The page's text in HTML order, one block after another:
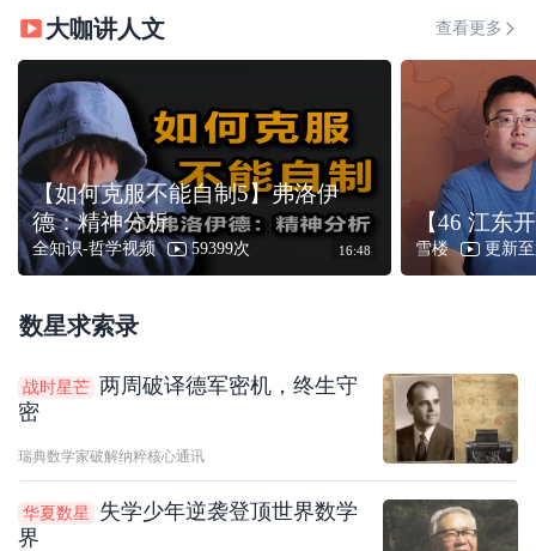
大咖讲人文 查看更多
【如何克服不能自制5】弗洛伊
德：精神分析
全知识-哲学视频 59399次 16:48
【46 江东
雪楼 更新
数星求索录
战时星芒 两周破译德军密机，终生守
密
瑞典数学家破解纳粹核心通讯
华夏数星
失学少年逆袭登顶世界数学
界